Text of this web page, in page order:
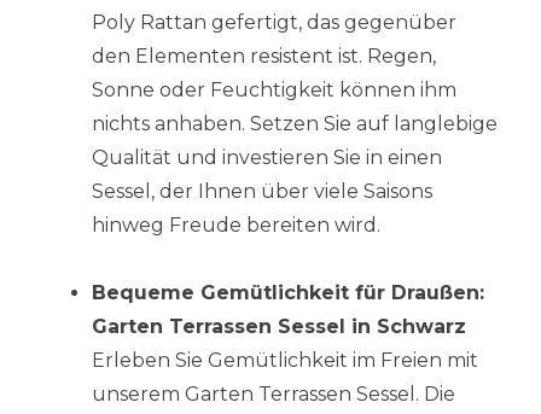
Poly Rattan gefertigt, das gegenüber
den Elementen resistent ist. Regen,
Sonne oder Feuchtigkeit können ihm
nichts anhaben. Setzen Sie auf langlebige
Qualität und investieren Sie in einen
Sessel, der Ihnen über viele Saisons
hinweg Freude bereiten wird.
Bequeme Gemütlichkeit für Draußen:
Garten Terrassen Sessel in Schwarz
Erleben Sie Gemütlichkeit im Freien mit
unserem Garten Terrassen Sessel. Die